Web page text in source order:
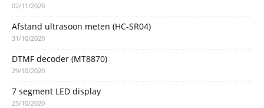
02/11/2020
Afstand ultrasoon meten (HC-SR04)
31/10/2020
DTMF decoder (MT8870)
29/10/2020
7 segment LED display
25/10/2020